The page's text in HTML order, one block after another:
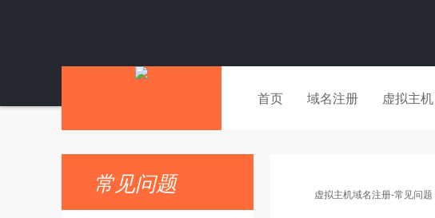
首页 域名注册 虚拟主机
常见问题 虚拟主机域名注册-常见问题